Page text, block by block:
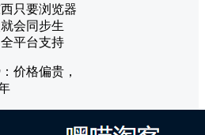
只要浏览器
会同步生
平台支持
价格偏贵，